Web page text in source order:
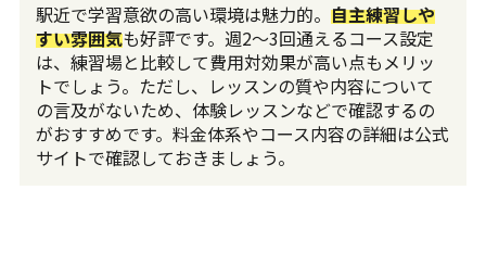
駅近で学習意欲の高い環境は魅力的。 自主練習しや
すい雰囲気も好評です。週2〜3回通えるコース設定
は、練習場と比較して費用対効果が高い点もメリッ
トでしょう。ただし、レッスンの質や内容について
の言及がないため、体験レッスンなどで確認するの
がおすすめです。料金体系やコース内容の詳細は公式
サイトで確認しておきましょう。